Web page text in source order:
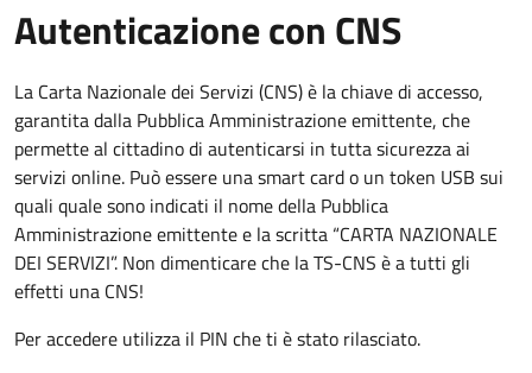
Autenticazione con CNS
La Carta Nazionale dei Servizi (CNS) è la chiave di accesso,
garantita dalla Pubblica Amministrazione emittente, che
permette al cittadino di autenticarsi in tutta sicurezza ai
servizi online. Può essere una smart card o un token USB sui
quali quale sono indicati il nome della Pubblica
Amministrazione emittente e la scritta “CARTA NAZIONALE
DEI SERVIZI”. Non dimenticare che la TS-CNS è a tutti gli
effetti una CNS!
Per accedere utilizza il PIN che ti è stato rilasciato.